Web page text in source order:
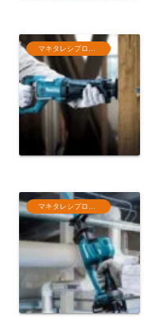
マキタレシプロソー
マキタレシプロソー